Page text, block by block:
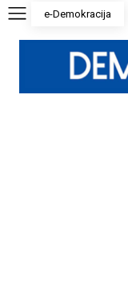
e-Demokracija